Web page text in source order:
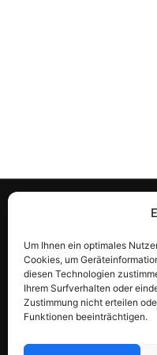
Um Ihnen ein optimales
Cookies, um
diesen Technologien
Ihrem Surfverhalten oder
Zustimmung nicht erteilen
Funktionen beeinträchtigen.
Allgemeine
(AGB)
Allergen- und